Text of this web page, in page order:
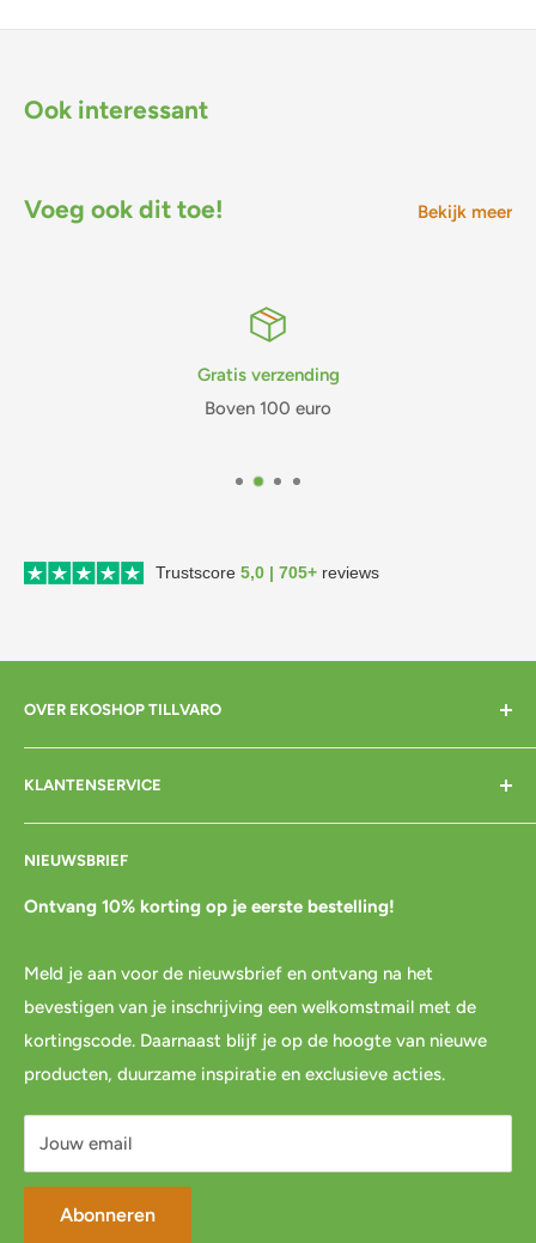
Ook interessant
Voeg ook dit toe! Bekijk meer
Gratis verzending
Boven 100 euro
Trustscore 5,0 | 705+ reviews
OVER EKOSHOP TILLVARO
Home
Over mij
Contact
Cadeaubon
Pre-order
Blog
Links
Privacybeleid
Servicevoorwaarden
KLANTENSERVICE
Bezorgen
Betalen
Bestellen
Spaar & verdien
Cadeau inpakservice
FAQ
Mijn account
NIEUWSBRIEF
Ontvang 10% korting op je eerste bestelling!
Meld je aan voor de nieuwsbrief en ontvang na het
bevestigen van je inschrijving een welkomstmail met de
kortingscode. Daarnaast blijf je op de hoogte van nieuwe
producten, duurzame inspiratie en exclusieve acties.
Jouw email
Abonneren